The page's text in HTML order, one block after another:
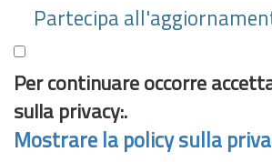
Partecipa
Per continuare occorre
sulla privacy:.
Mostrare la policy sulla